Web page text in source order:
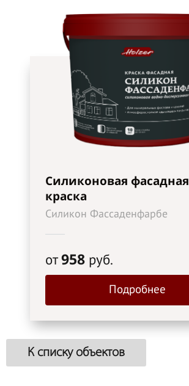
Силиконовая фасадная
краска
Силикон Фассаденфарбе
от 958 руб.
Подробнее
К списку объектов